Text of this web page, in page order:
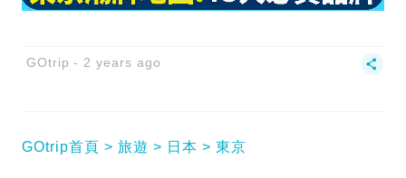
GOtrip 2 years ago
GOtrip首頁 旅遊 日本 東京